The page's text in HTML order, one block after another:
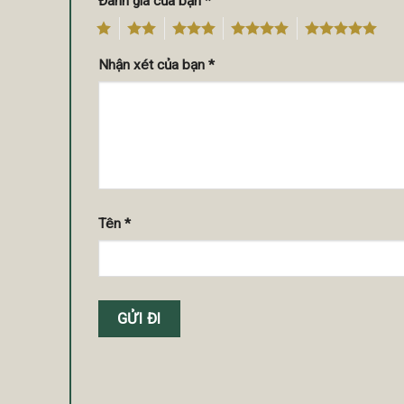
4 5
Nhận xét của bạn *
Tên *